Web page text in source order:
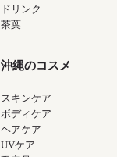
ドリンク
茶葉
沖縄のコスメ
スキンケア
ボディケア
ヘアケア
UVケア